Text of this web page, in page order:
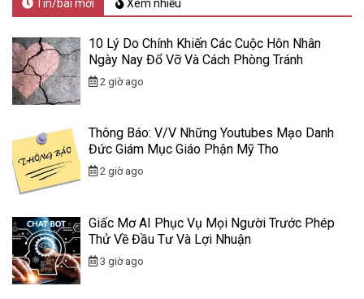
Tin/bài mới Xem nhiều
10 Lý Do Chính Khiến Các Cuộc Hôn Nhân
Ngày Nay Đổ Vỡ Và Cách Phòng Tránh
2 giờ ago
Thông Báo: V/v Những Youtubes Mạo Danh
Đức Giám Mục Giáo Phận Mỹ Tho
2 giờ ago
Giấc Mơ AI Phục Vụ Mọi Người Trước Phép
Thử Về Đầu Tư Và Lợi Nhuận
3 giờ ago